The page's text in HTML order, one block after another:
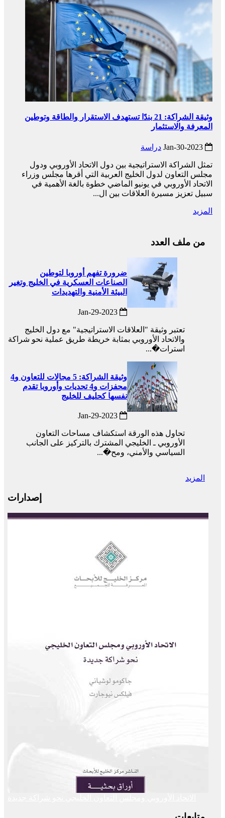
وثيقة الشراكة: 21 بندًا تستهدف الاستقرار والطاقة وتوطين
المعرفة والاستثمار
دراسة
تمثل الشراكة الاستراتيجية بين دول الاتحاد الأوروبي ودول
مجلس التعاون لدول الخليج العربية التي أقرها مجلس وزراء
الاتحاد الأوروبي في يونيو الماضي خطوة بالغة الأهمية في
سبيل تعزيز مسيرة العلاقات بين ال...
المزيد
من ملف العدد
ضرورة تفهم أوروبا لتوطين
الصناعات العسكرية في الخليج وتغير
البيئة الأمنية والتهديدات
تعتبر وثيقة "العلاقات الاستراتيجية" مع دول الخليج
والاتحاد الأوروبي بمثابة خريطة طريق عملية نحو شراكة
استرات�...
وثيقة الشراكة: 5 مجالات للتعاون و4
محفزات و4 تحديات وأوروبا تقدم
نفسها كحليف للخليج
تحاول هذه الورقة استكشاف مساحات التعاون
الأوروبي ـ الخليجي المشترك بالتركيز على الجانب
السياسي والأمني، ومح�...
المزيد
إصدارات